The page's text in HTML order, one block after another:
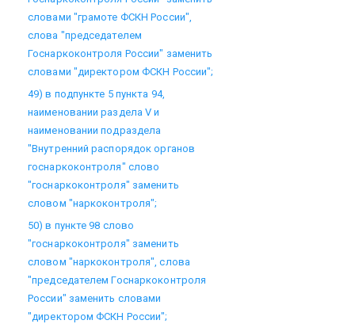
словами "грамоте ФСКН России",
слова "председателем
Госнаркоконтроля России" заменить
словами "директором ФСКН России";
49) в подпункте 5 пункта 94,
наименовании раздела V и
наименовании подраздела
"Внутренний распорядок органов
госнаркоконтроля" слово
"госнаркоконтроля" заменить
словом "наркоконтроля";
50) в пункте 98 слово
"госнаркоконтроля" заменить
словом "наркоконтроля", слова
"председателем Госнаркоконтроля
России" заменить словами
"директором ФСКН России";